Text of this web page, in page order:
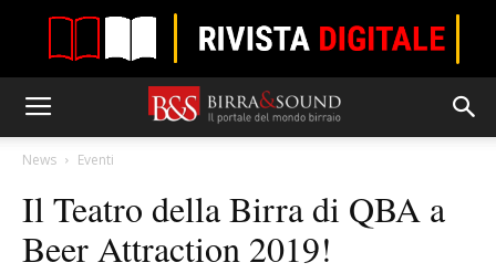
News Eventi
Il Teatro della Birra di QBA a
Beer Attraction 2019!